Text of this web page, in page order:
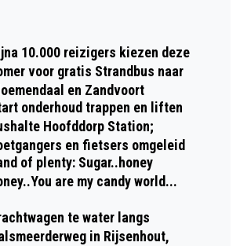
10.000 reizigers kiezen deze
voor gratis Strandbus naar
en Zandvoort
onderhoud trappen en liften
Hoofddorp Station;
en fietsers omgeleid
of plenty: Sugar..honey
are my candy world...
te water langs
in Rijsenhout,